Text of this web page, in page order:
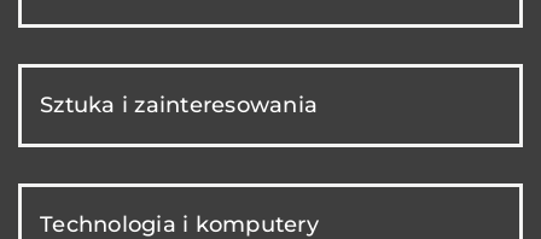
Sztuka i zainteresowania
Technologia i komputery